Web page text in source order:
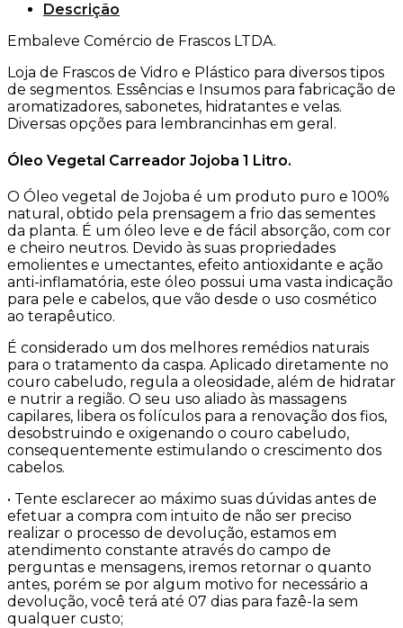
Descrição
Embaleve Comércio de Frascos LTDA.
Loja de Frascos de Vidro e Plástico para diversos tipos
de segmentos. Essências e Insumos para fabricação de
aromatizadores, sabonetes, hidratantes e velas.
Diversas opções para lembrancinhas em geral.
Óleo Vegetal Carreador Jojoba 1 Litro.
O Óleo vegetal de Jojoba é um produto puro e 100%
natural, obtido pela prensagem a frio das sementes
da planta. É um óleo leve e de fácil absorção, com cor
e cheiro neutros. Devido às suas propriedades
emolientes e umectantes, efeito antioxidante e ação
anti-inflamatória, este óleo possui uma vasta indicação
para pele e cabelos, que vão desde o uso cosmético
ao terapêutico.
É considerado um dos melhores remédios naturais
para o tratamento da caspa. Aplicado diretamente no
couro cabeludo, regula a oleosidade, além de hidratar
e nutrir a região. O seu uso aliado às massagens
capilares, libera os folículos para a renovação dos fios,
desobstruindo e oxigenando o couro cabeludo,
consequentemente estimulando o crescimento dos
cabelos.
• Tente esclarecer ao máximo suas dúvidas antes de
efetuar a compra com intuito de não ser preciso
realizar o processo de devolução, estamos em
atendimento constante através do campo de
perguntas e mensagens, iremos retornar o quanto
antes, porém se por algum motivo for necessário a
devolução, você terá até 07 dias para fazê-la sem
qualquer custo;